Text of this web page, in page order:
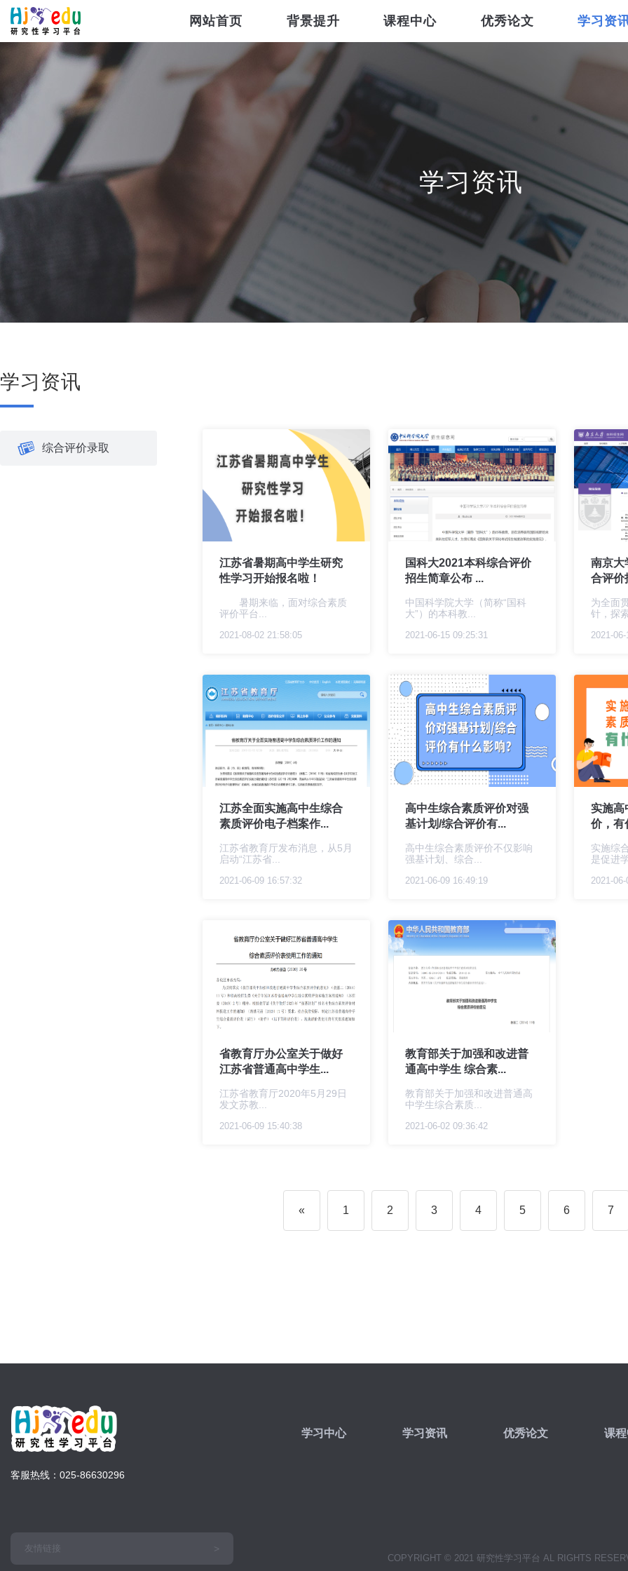
网站首页 背景提升 课程中心 优秀论文 学习资
学习资讯
学习资讯
综合评价录取
江苏省暑期高中学生研究
性学习开始报名啦！
暑期来临，面对综合素质
评价平台...
2021-08-02 21:58:05
国科大2021本科综合评价
招生简章公布 ...
中国科学院大学（简称“国科
大”）的本科教...
2021-06-15 09:25:31
南京大
合评价
为全面
针，探
2021-
江苏全面实施高中生综合
素质评价电子档案作...
江苏省教育厅发布消息，从5月
启动“江苏省...
2021-06-09 16:57:32
高中生综合素质评价对强
基计划/综合评价有...
高中生综合素质评价不仅影响
强基计划、综合...
2021-06-09 16:49:19
实施高
价，有
实施综
是促进
2021-
省教育厅办公室关于做好
江苏省普通高中学生...
江苏省教育厅2020年5月29日
发文苏教...
2021-06-09 15:40:38
教育部关于加强和改进普
通高中学生 综合素...
教育部关于加强和改进普通高
中学生综合素质...
2021-06-02 09:36:42
« 1 2 3 4 5 6 7
客服热线：025-86630296
友情链接 >
课
优秀论文
学习资讯
学习中心
COPYRIGHT © 2021 研究性学习平台 AL RIGHTS